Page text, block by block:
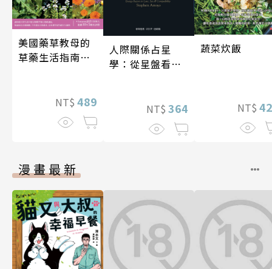
美國藥草教母的
草藥生活指南
NT$ 489
人際關係占星
學：從星盤看見
NT$ 364
蔬菜炊飯
NT$
漫畫最新